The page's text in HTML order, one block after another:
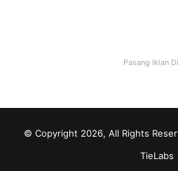
Pasang Iklan
© Copyright 2026, All Rights
TieLabs